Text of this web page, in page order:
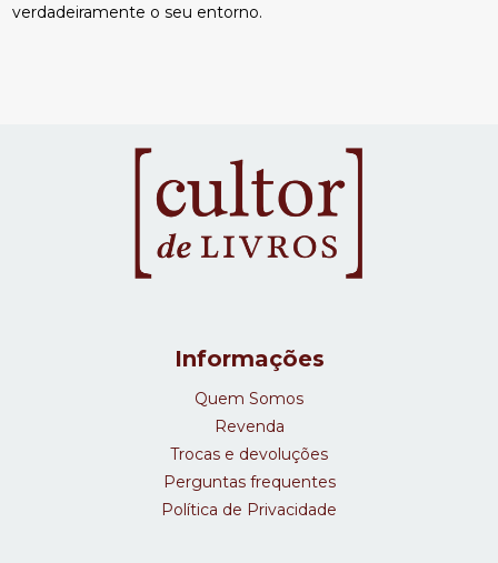
verdadeiramente o seu entorno.
Informações
Quem Somos
Revenda
Trocas e devoluções
Perguntas frequentes
Política de Privacidade